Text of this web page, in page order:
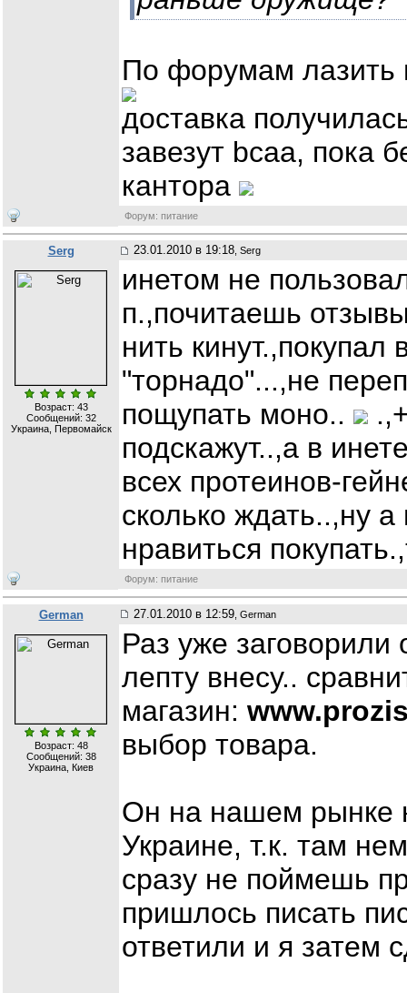
По форумам лазить
доставка
завезут bcaa, пока
кантора
Форум: питание
Serg 23.01.2010 в 19:18 , Serg
Возраст: 43
Сообщений: 32
Украина, Первомайск
инетом не
п.,почитаешь
нить кинут.,покупал
"торнадо"...,не
пощупать моно..
подскажут..,а в
всех протеинов-
сколько ждать..,ну
нравиться
Форум: питание
German 27.01.2010 в 12:59 , German
Возраст: 48
Сообщений: 38
Украина, Киев
Раз уже заговорили
лепту внесу..
магазин:
выбор товара.
Он на нашем рынке
Украине, т.к. там
сразу не поймешь
пришлось писать
ответили и я затем